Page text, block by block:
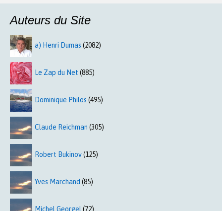
Auteurs du Site
a) Henri Dumas (2082)
Le Zap du Net (885)
Dominique Philos (495)
Claude Reichman (305)
Robert Bukinov(125)
Yves Marchand (85)
Michel Georgel (72)